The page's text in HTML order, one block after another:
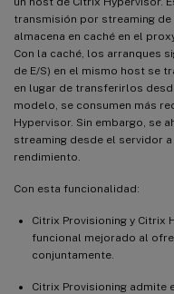
transmisión por streaming
almacena en caché en el
Con la caché, los arranques
de E/S) en el mismo host se
en lugar de transferirlos
modelo, se consumen más
Hypervisor. Sin embargo, se
streaming desde el servidor
rendimiento.
Con esta funcionalidad:
Citrix Provisioning y Citrix
funcional mejorado al
conjuntamente.
Citrix Provisioning admite